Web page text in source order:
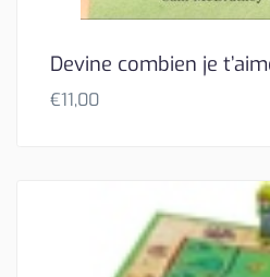
Devine combien je
€11,00